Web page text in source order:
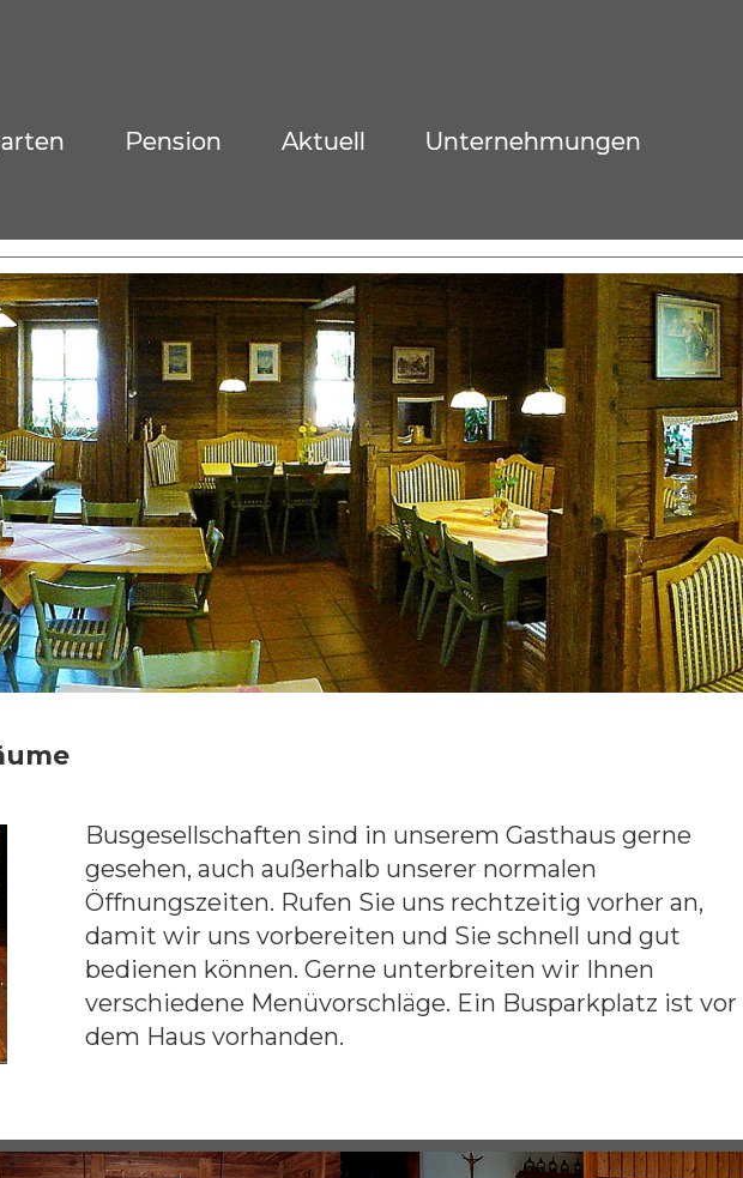
Pension Aktuell
Unternehmungen
Busgesellschaften sind in unserem Gasthaus gerne
gesehen, auch außerhalb unserer normalen
Öffnungszeiten. Rufen Sie uns rechtzeitig vorher an,
damit wir uns vorbereiten und Sie schnell und gut
bedienen können. Gerne unterbreiten wir Ihnen
verschiedene Menüvorschläge. Ein Busparkplatz ist vor
dem Haus vorhanden.